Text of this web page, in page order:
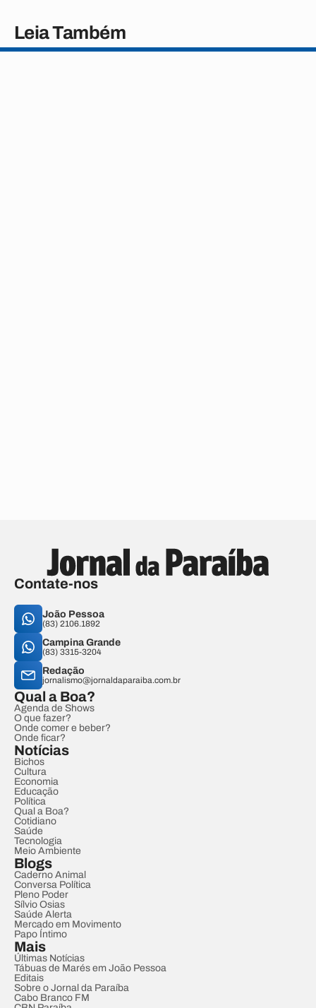
Leia Também
Contate-nos
João Pessoa
(83) 2106.1892
Campina Grande
(83) 3315-3204
Redação
jornalismo@jornaldaparaiba.com.br
Qual a Boa?
Agenda de Shows
O que fazer?
Onde comer e beber?
Onde ficar?
Notícias
Bichos
Cultura
Economia
Educação
Política
Qual a Boa?
Cotidiano
Saúde
Tecnologia
Meio Ambiente
Blogs
Caderno Animal
Conversa Política
Pleno Poder
Sílvio Osias
Saúde Alerta
Mercado em Movimento
Papo Íntimo
Mais
Últimas Notícias
Tábuas de Marés em João Pessoa
Editais
Sobre o Jornal da Paraíba
Cabo Branco FM